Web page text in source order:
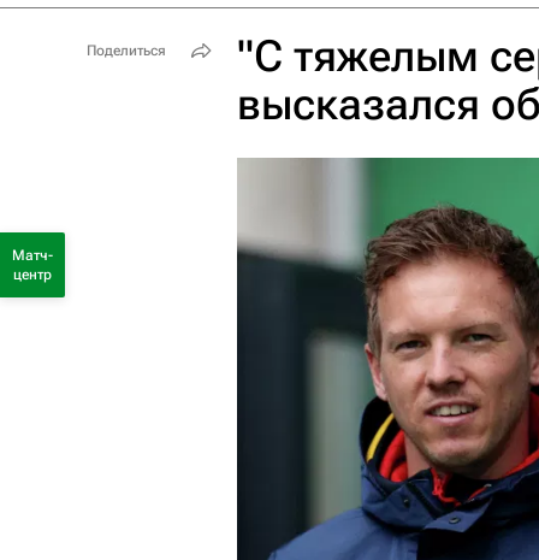
"С тяжелым
высказался
Поделиться
Матч-
центр